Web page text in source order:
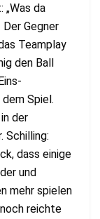
da
Gegner
Teamplay
den Ball
Spiel.
der
Schilling:
dass einige
und
mehr spielen
reichte